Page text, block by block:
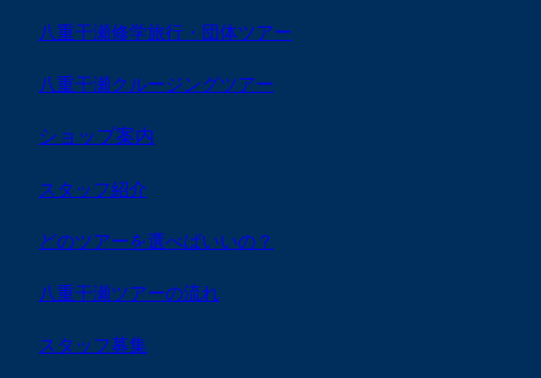
八重干瀬修学旅行・団体ツアー
八重干瀬クルージングツアー
ショップ案内
スタッフ紹介
どのツアーを選べばいいの？
八重干瀬ツアーの流れ
スタッフ募集